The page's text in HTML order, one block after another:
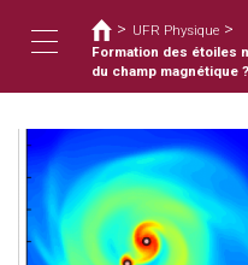
容
Toggle
navigation
您
在
這
裡
> UFR Physique >
Formation des étoiles
du champ magnétique ?